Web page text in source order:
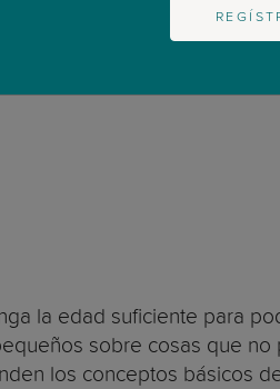
la edad suficiente para
sobre cosas que
los conceptos básicos